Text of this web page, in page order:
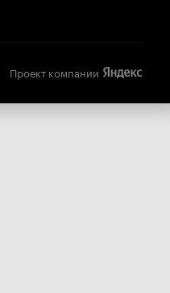
Проект компании